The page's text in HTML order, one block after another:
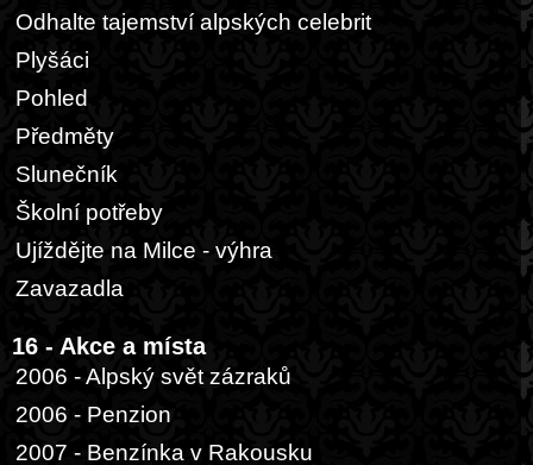
Odhalte tajemství alpských celebrit
Plyšáci
Pohled
Předměty
Slunečník
Školní potřeby
Ujíždějte na Milce - výhra
Zavazadla
16 - Akce a místa
2006 - Alpský svět zázraků
2006 - Penzion
2007 - Benzínka v Rakousku